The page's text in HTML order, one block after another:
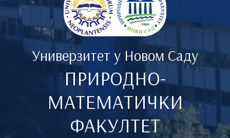
Универзитет у Новом Саду
ПРИРОДНО-
МАТЕМАТИЧКИ
ФАКУЛТЕТ